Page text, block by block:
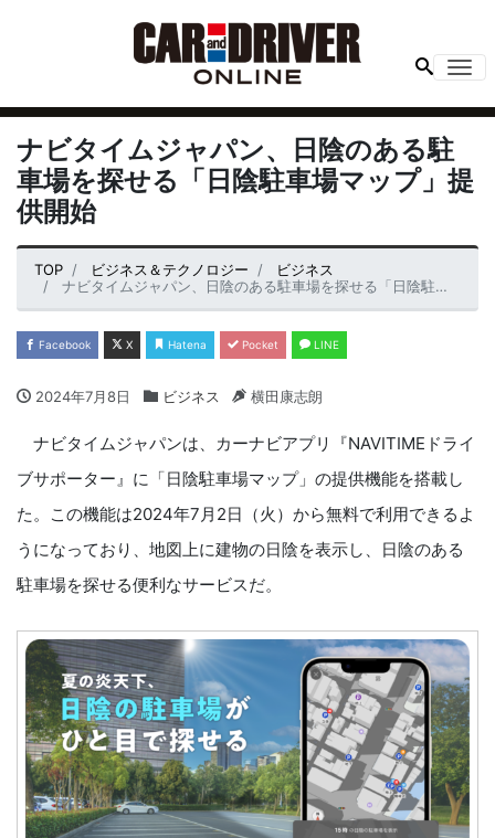
ナビタイムジャパン、日陰のある駐
車場を探せる「日陰駐車場マップ」提
供開始
TOP ビジネス＆テクノロジー
ビジネス
ナビタイムジャパン、日陰のある駐車場を探せる「日陰駐車場マップ」提供開始
Facebook X Hatena Pocket LINE
2024年7月8日 ビジネス 横田康志朗
ナビタイムジャパンは、カーナビアプリ『NAVITIMEドライ
ブサポーター』に「日陰駐車場マップ」の提供機能を搭載し
た。この機能は2024年7月2日（火）から無料で利用できるよ
うになっており、地図上に建物の日陰を表示し、日陰のある
駐車場を探せる便利なサービスだ。